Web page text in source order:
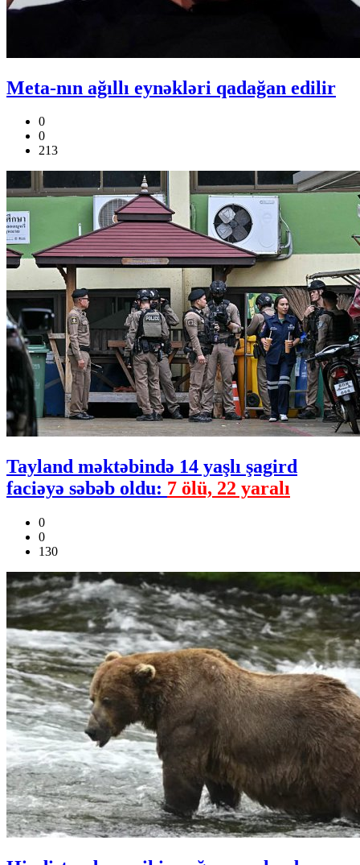
Meta-nın ağıllı eynəkləri qadağan edilir
0
0
213
Tayland məktəbində 14 yaşlı şagird
faciəyə səbəb oldu: 7 ölü, 22 yaralı
0
0
130